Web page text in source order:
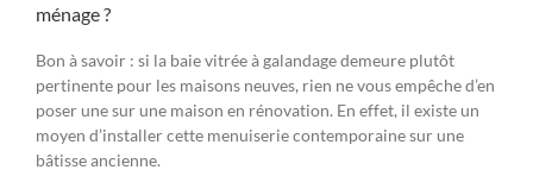
ménage ?
Bon à savoir : si la baie vitrée à galandage demeure plutôt
pertinente pour les maisons neuves, rien ne vous empêche d’en
poser une sur une maison en rénovation. En effet, il existe un
moyen d’installer cette menuiserie contemporaine sur une
bâtisse ancienne.